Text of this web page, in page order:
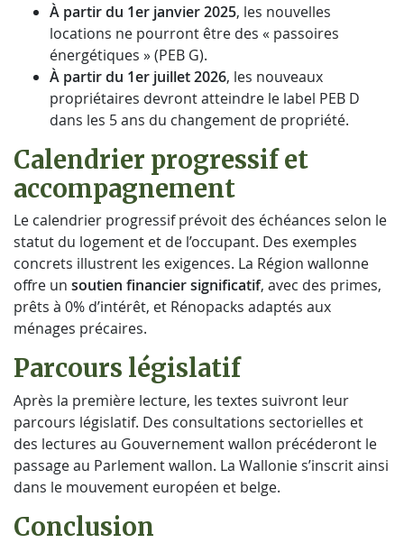
À partir du 1er janvier 2025, les nouvelles
locations ne pourront être des « passoires
énergétiques » (PEB G).
À partir du 1er juillet 2026, les nouveaux
propriétaires devront atteindre le label PEB D
dans les 5 ans du changement de propriété.
Calendrier progressif et
accompagnement
Le calendrier progressif prévoit des échéances selon le
statut du logement et de l’occupant. Des exemples
concrets illustrent les exigences. La Région wallonne
offre un soutien financier significatif, avec des primes,
prêts à 0% d’intérêt, et Rénopacks adaptés aux
ménages précaires.
Parcours législatif
Après la première lecture, les textes suivront leur
parcours législatif. Des consultations sectorielles et
des lectures au Gouvernement wallon précéderont le
passage au Parlement wallon. La Wallonie s’inscrit ainsi
dans le mouvement européen et belge.
Conclusion